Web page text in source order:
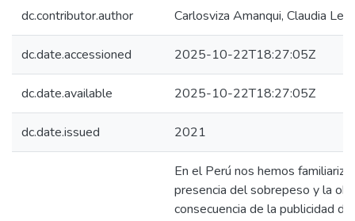
dc.contributor.author Carlosviza Amanqui, Claudia
dc.date.accessioned 2025-10-22T18:27:05Z
dc.date.available 2025-10-22T18:27:05Z
dc.date.issued 2021
En el Perú nos hemos
presencia del sobrepeso y la
consecuencia de la publicidad